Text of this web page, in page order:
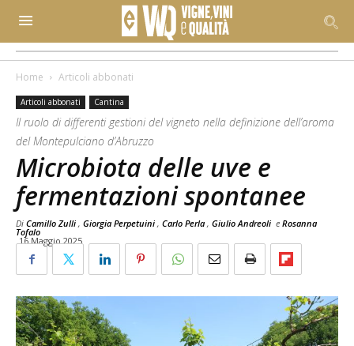
Home Articoli abbonati
Articoli abbonati Cantina
Il ruolo di differenti gestioni del vigneto nella definizione dell’aroma
del Montepulciano d’Abruzzo
Microbiota delle uve e
fermentazioni spontanee
Di Camillo Zulli , Giorgia Perpetuini , Carlo Perla , Giulio Andreoli e Rosanna
Tofalo
16 Maggio 2025